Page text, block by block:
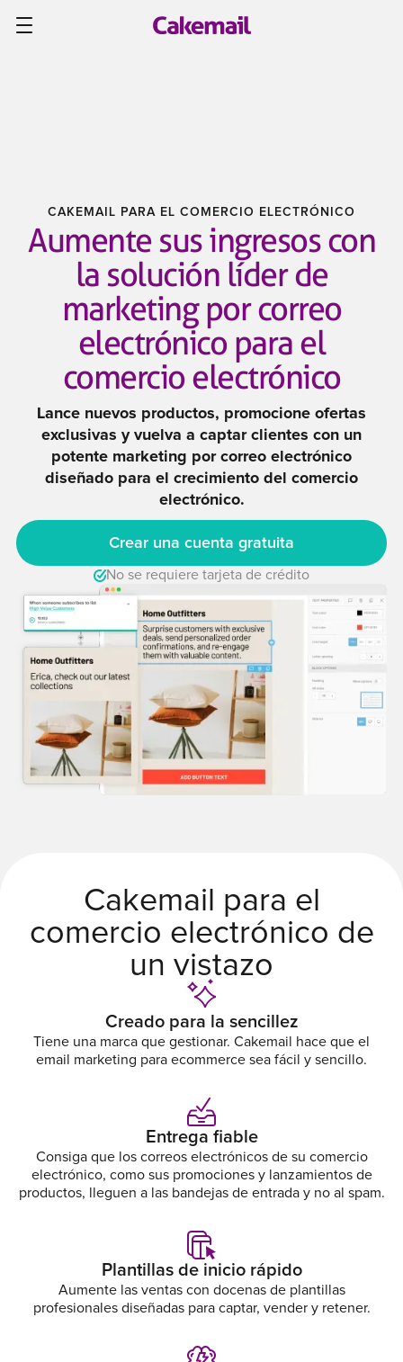
CAKEMAIL PARA EL COMERCIO ELECTRÓNICO
Aumente sus ingresos con
la solución líder de
marketing por correo
electrónico para el
comercio electrónico
Lance nuevos productos, promocione ofertas
exclusivas y vuelva a captar clientes con un
potente marketing por correo electrónico
diseñado para el crecimiento del comercio
electrónico.
Crear una cuenta gratuita
No se requiere tarjeta de crédito
Cakemail para el
comercio electrónico de
un vistazo
Creado para la sencillez
Tiene una marca que gestionar. Cakemail hace que el
email marketing para ecommerce sea fácil y sencillo.
Entrega fiable
Consiga que los correos electrónicos de su comercio
electrónico, como sus promociones y lanzamientos de
productos, lleguen a las bandejas de entrada y no al spam.
Plantillas de inicio rápido
Aumente las ventas con docenas de plantillas
profesionales diseñadas para captar, vender y retener.